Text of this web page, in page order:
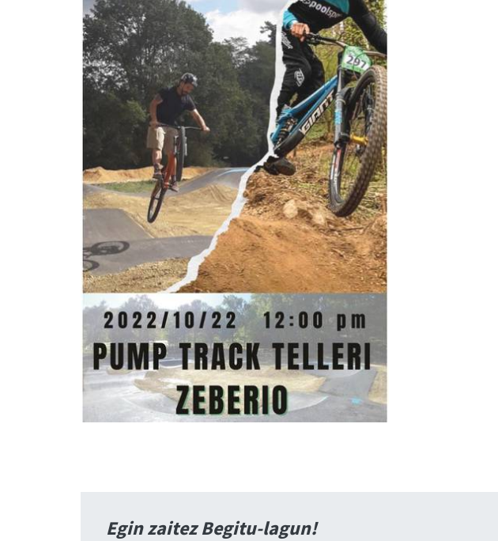
Egin zaitez Begitu-lagun!